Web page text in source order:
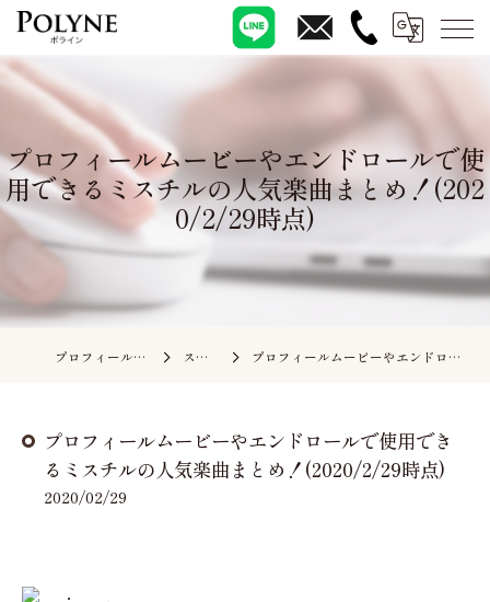
プロフィールムービーやエンドロールで使
用できるミスチルの人気楽曲まとめ！(202
0/2/29時点)
プロフィールムービーの依頼ならポライン スタッフブログ プロフィールムービーやエンドロールで使用できるミスチルの人気楽曲まとめ！(2020/2/29時点)
プロフィールムービーやエンドロールで使用でき
るミスチルの人気楽曲まとめ！(2020/2/29時点)
2020/02/29